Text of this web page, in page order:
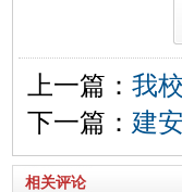
上一篇： 我
下一篇： 建
相关评论